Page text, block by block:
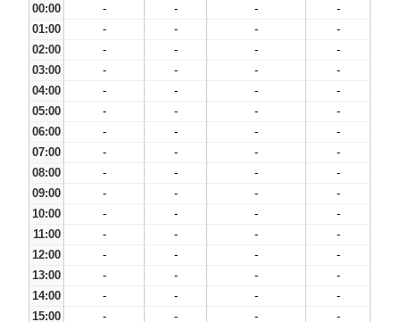
00:00
- - -
-
01:00
- - -
-
02:00
- - -
-
03:00
- - -
-
04:00
- - -
-
05:00
- - -
-
06:00
- - -
-
07:00
- - -
-
08:00
- - -
-
09:00
- - -
-
10:00
- - -
-
11:00
- - -
-
12:00
- - -
-
13:00
- - -
-
14:00
- - -
-
15:00
- - -
-